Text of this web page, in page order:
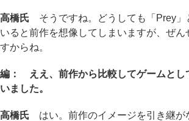
高橋氏 そうですね。どうしても「Prey」
いると前作を想像してしまいますが、ぜ
すからね。
編： ええ、前作から比較してゲームとし
いました。
高橋氏 はい。前作のイメージを引き継が